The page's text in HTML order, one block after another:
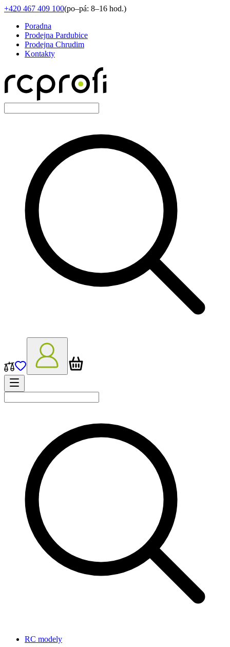
+420 467 409 100(po–pá: 8–16 hod.)
Poradna
Prodejna Pardubice
Prodejna Chrudim
Kontakty
RC modely